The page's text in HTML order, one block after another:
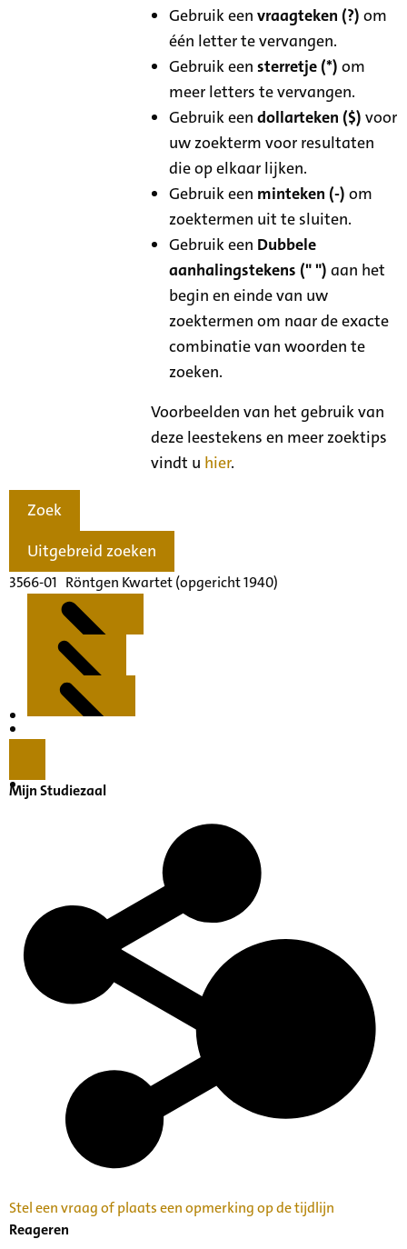
Gebruik eenvraagteken (?) om
één letter te vervangen.
Gebruik eensterretje (*) om
meer letters te vervangen.
Gebruik eendollarteken ($) voor
uw zoekterm voor resultaten
die op elkaar lijken.
Gebruik een minteken (-) om
zoektermen uit te sluiten.
Gebruik een Dubbele
aanhalingstekens (" ") aan het
begin en einde van uw
zoektermen om naar de exacte
combinatie van woorden te
zoeken.
Voorbeelden van het gebruik van
deze leestekens en meer zoektips
vindt u hier.
Zoek
Uitgebreid zoeken
3566-01 Röntgen Kwartet (opgericht 1940)
Inventaris
Mijn Studiezaal
Stel een vraag of plaats een opmerking op de tijdlijn
Reageren